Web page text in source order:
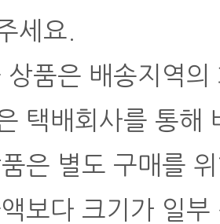
세요.
품은 배송지역의
택배회사를 통해
은 별도 구매를
보다 크기가 일